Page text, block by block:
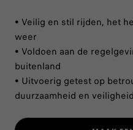
• Veilig en stil rijden, het
weer
• Voldoen aan de
buitenland
• Uitvoerig getest op
duurzaamheid en veiligheid